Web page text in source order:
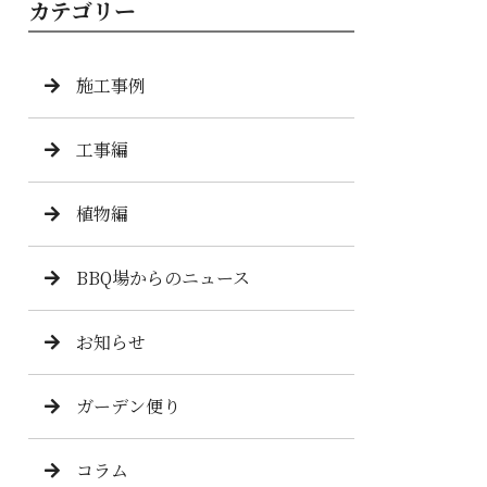
カテゴリー
施工事例
工事編
植物編
BBQ場からのニュース
お知らせ
ガーデン便り
コラム